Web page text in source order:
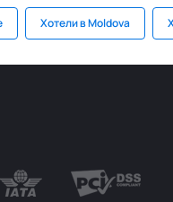
Хотели в Moldova